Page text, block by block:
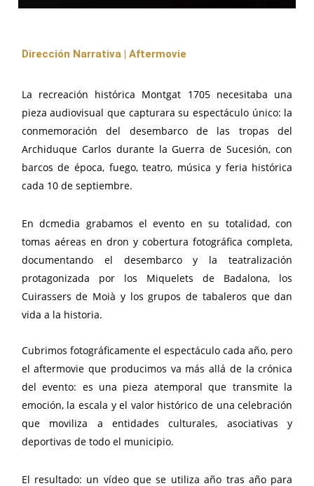
Dirección Narrativa | Aftermovie
La recreación histórica Montgat 1705 necesitaba una
pieza audiovisual que capturara su espectáculo único: la
conmemoración del desembarco de las tropas del
Archiduque Carlos durante la Guerra de Sucesión, con
barcos de época, fuego, teatro, música y feria histórica
cada 10 de septiembre.
En dcmedia grabamos el evento en su totalidad, con
tomas aéreas en dron y cobertura fotográfica completa,
documentando el desembarco y la teatralización
protagonizada por los Miquelets de Badalona, los
Cuirassers de Moià y los grupos de tabaleros que dan
vida a la historia.
Cubrimos fotográficamente el espectáculo cada año, pero
el aftermovie que producimos va más allá de la crónica
del evento: es una pieza atemporal que transmite la
emoción, la escala y el valor histórico de una celebración
que moviliza a entidades culturales, asociativas y
deportivas de todo el municipio.
El resultado: un vídeo que se utiliza año tras año para